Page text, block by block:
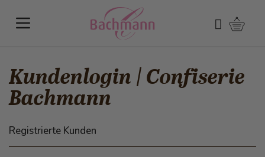
Suchen
Kundenlogin | Confiserie
Bachmann
Registrierte Kunden